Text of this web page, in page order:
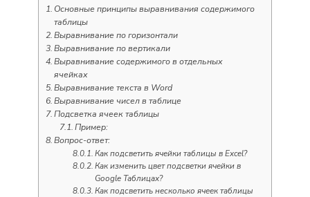
Основные принципы выравнивания содержимого
таблицы
Выравнивание по горизонтали
Выравнивание по вертикали
Выравнивание содержимого в отдельных
ячейках
Выравнивание текста в Word
Выравнивание чисел в таблице
Подсветка ячеек таблицы
Пример:
Вопрос-ответ:
Как подсветить ячейки таблицы в Excel?
Как изменить цвет подсветки ячейки в
Google Таблицах?
Как подсветить несколько ячеек таблицы